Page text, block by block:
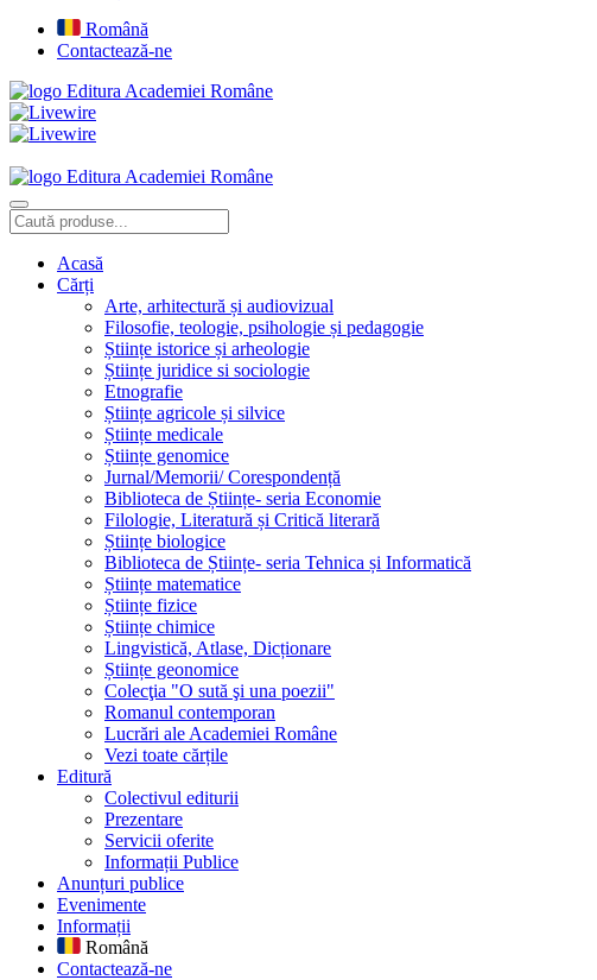
Română
Contactează-ne
Editura Academiei Române
Editura Academiei Române
Acasă
Cărți
Arte, arhitectură și audiovizual
Filosofie, teologie, psihologie și pedagogie
Științe istorice și arheologie
Științe juridice si sociologie
Etnografie
Științe agricole și silvice
Științe medicale
Științe genomice
Jurnal/Memorii/ Corespondență
Biblioteca de Științe- seria Economie
Filologie, Literatură și Critică literară
Științe biologice
Biblioteca de Științe- seria Tehnica și Informatică
Științe matematice
Științe fizice
Științe chimice
Lingvistică, Atlase, Dicționare
Științe geonomice
Colecţia "O sută şi una poezii"
Romanul contemporan
Lucrări ale Academiei Române
Vezi toate cărțile
Editură
Colectivul editurii
Prezentare
Servicii oferite
Informații Publice
Anunțuri publice
Evenimente
Informații
Română
Contactează-ne